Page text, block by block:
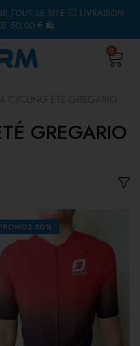
TOUT LE SITE 💥 LIVRAISON
50,00 € 🛍
0
GREGARIO
50%